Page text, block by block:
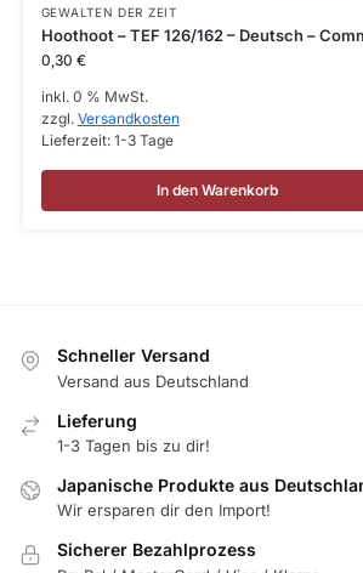
GEWALTEN DER ZEIT
Hoothoot – TEF 126/162 – Deutsch –
0,30 €
inkl. 0 % MwSt.
zzgl. Versandkosten
Lieferzeit: 1-3 Tage
In den Warenkorb
Schneller Versand
Versand aus Deutschland
Lieferung
1-3 Tagen bis zu dir!
Japanische Produkte aus
Wir ersparen dir den Import!
Sicherer Bezahlprozess